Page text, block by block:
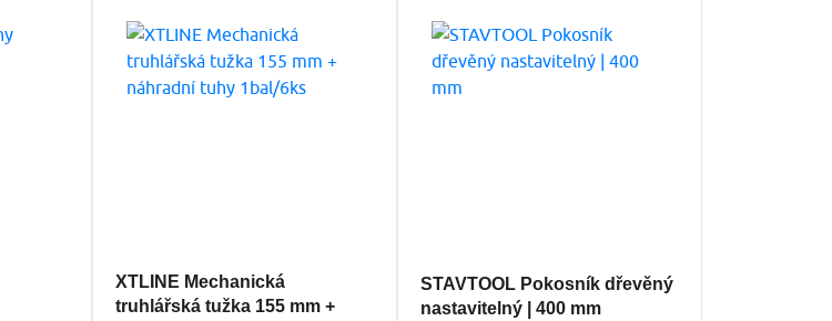
XTLINE Mechanická
truhlářská tužka 155 mm +
STAVTOOL Pokosník dřevěný
nastavitelný | 400 mm